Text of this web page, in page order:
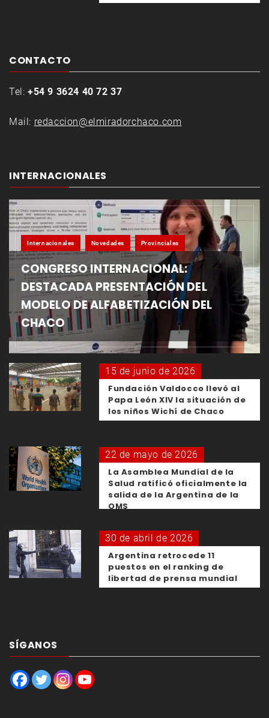
CONTACTO
Tel: +54 9 3624 40 72 37
Mail: redaccion@elmiradorchaco.com
INTERNACIONALES
Internacionales Novedades Provinciales
CONGRESO INTERNACIONAL:
DESTACADA PRESENTACIÓN DEL
MODELO DE ALFABETIZACIÓN DEL
CHACO
15 de junio de 2026
Fundación Valdocco llevó al
Papa León XIV la situación de
los niños Wichí de Chaco
22 de mayo de 2026
La Asamblea Mundial de la
Salud ratificó oficialmente la
salida de la Argentina de la
OMS
30 de abril de 2026
Argentina retrocede 11
puestos en el ranking de
libertad de prensa mundial
SÍGANOS